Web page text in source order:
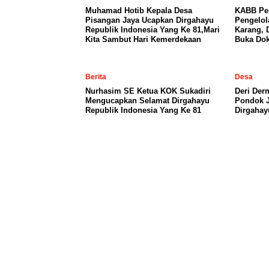
Muhamad Hotib Kepala Desa
Pisangan Jaya Ucapkan Dirgahayu
Republik Indonesia Yang Ke 81,Mari
Kita Sambut Hari Kemerdekaan
KABB
Karang,
Buka
Berita
Nurhasim SE Ketua KOK Sukadiri
Mengucapkan Selamat Dirgahayu
Republik Indonesia Yang Ke 81
Desa
Deri
Pondok